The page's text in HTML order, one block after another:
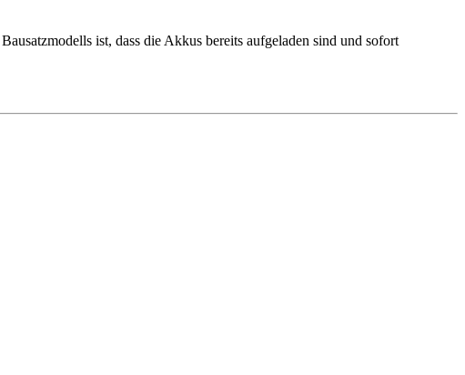
ist, dass die Akkus bereits aufgeladen sind und sofort